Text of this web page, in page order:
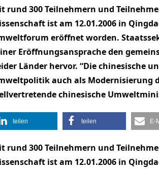
rund 300 Teilnehmern und
ist am 12.01.2006 in
eröffnet worden.
Eröffnungsansprache den
Länder hervor. “Die chinesische
auch als Modernisierung
chinesische
teilen teilen E-
rund 300 Teilnehmern und
ist am 12.01.2006 in